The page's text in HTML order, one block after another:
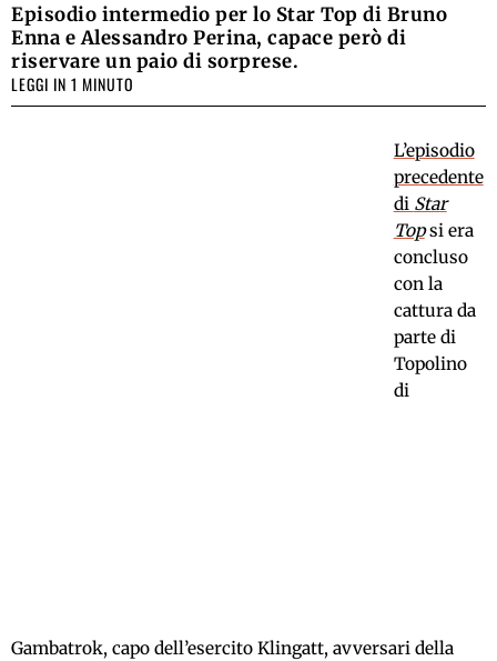
Episodio intermedio per lo Star Top di Bruno
Enna e Alessandro Perina, capace però di
riservare un paio di sorprese.
LEGGI IN 1 MINUTO
L’episodio
precedente
di Star
Topsi era
concluso
con la
cattura da
parte di
Topolino
di
Gambatrok, capo dell’esercito Klingatt, avversari della